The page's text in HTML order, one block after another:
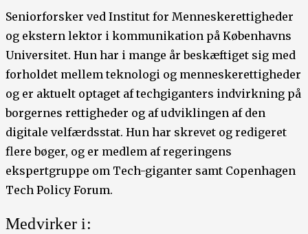
Seniorforsker ved Institut for Menneskerettigheder
og ekstern lektor i kommunikation på Københavns
Universitet. Hun har i mange år beskæftiget sig med
forholdet mellem teknologi og menneskerettigheder
og er aktuelt optaget af techgiganters indvirkning på
borgernes rettigheder og af udviklingen af den
digitale velfærdsstat. Hun har skrevet og redigeret
flere bøger, og er medlem af regeringens
ekspertgruppe om Tech-giganter samt Copenhagen
Tech Policy Forum.
Medvirker i: